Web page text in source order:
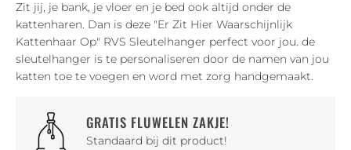
Zit jij, je bank, je vloer en je bed ook altijd onder de
kattenharen. Dan is deze "Er Zit Hier Waarschijnlijk
Kattenhaar Op" RVS Sleutelhanger perfect voor jou. de
sleutelhanger is te personaliseren door de namen van jou
katten toe te voegen en word met zorg handgemaakt.
GRATIS FLUWELEN ZAKJE!
Standaard bij dit product!